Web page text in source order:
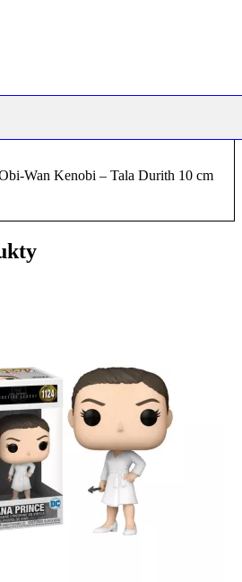
Wan Kenobi – Tala Durith 10 cm